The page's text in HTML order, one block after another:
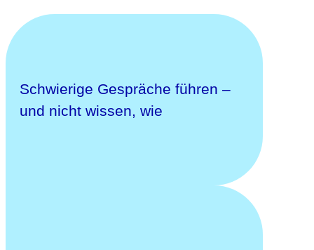
Schwierige Gespräche führen –
und nicht wissen, wie